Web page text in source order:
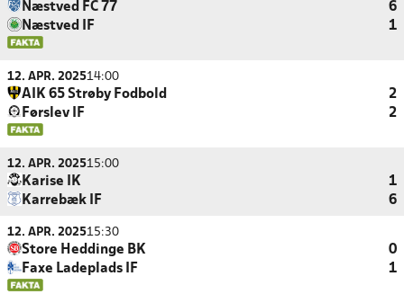
Næstved FC 77
6
Næstved IF
1
12. APR. 202514:00
AIK 65 Strøby Fodbold
2
Førslev IF
2
12. APR. 202515:00
Karise IK
1
Karrebæk IF
6
12. APR. 202515:30
Store Heddinge BK
0
Faxe Ladeplads IF
1